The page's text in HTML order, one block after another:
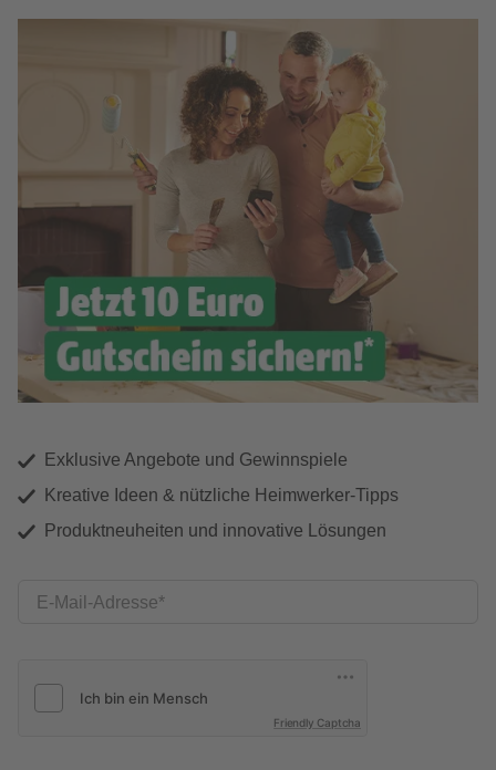
Exklusive Angebote und Gewinnspiele
Kreative Ideen & nützliche Heimwerker-Tipps
Produktneuheiten und innovative Lösungen
E-Mail-Adresse
Friendly Captcha